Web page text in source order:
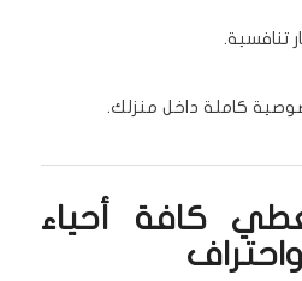
تنافسية.
كاملة داخل منزلك.
كافة أحياء